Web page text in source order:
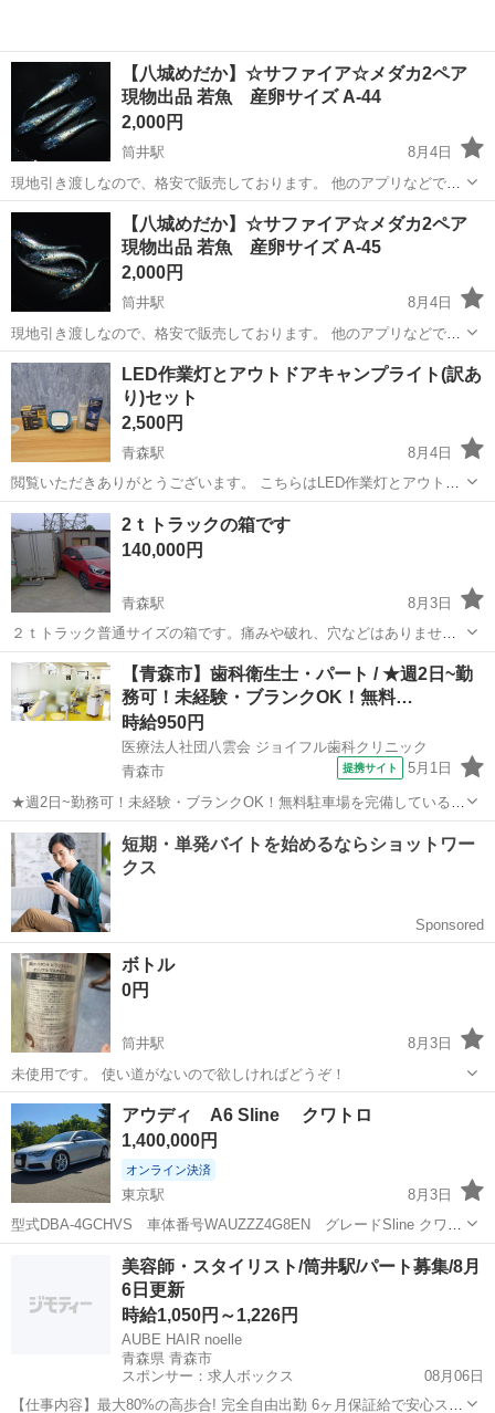
【八城めだか】☆サファイア☆メダカ2ペア
現物出品 若魚 産卵サイズ A-44
2,000円
筒井駅
8月4日
現地引き渡しなので、格安で販売しております。 他のアプリなどでも
出品している為 売れてしまった場合は、投稿を消去するので お早めに
ご連絡ください。 PSB、ゾウリムシ、生体、稚魚、卵なども販売して
おります。 ネットに載せ...
青森 青森市 筒井駅 その他 サファイア
【八城めだか】☆サファイア☆メダカ2ペア
現物出品 若魚 産卵サイズ A-45
2,000円
筒井駅
8月4日
現地引き渡しなので、格安で販売しております。 他のアプリなどでも
出品している為 売れてしまった場合は、投稿を消去するので お早めに
ご連絡ください。 PSB、ゾウリムシ、生体、稚魚、卵なども販売して
おります。 ネットに載せ...
青森 青森市 筒井駅 その他 サファイア
LED作業灯とアウトドアキャンプライト(訳あ
り)セット
2,500円
青森駅
8月4日
閲覧いただきありがとうございます。 こちらはLED作業灯とアウトド
アキャンプライト(訳あり)セットになります。 画像2～4枚目のLED作
業灯は半年～1年程使用しました。 主にロフトベッドの下を照らして
ました。 説明書...
青森 青森市 青森駅 その他
2ｔトラックの箱です
140,000円
青森駅
8月3日
２ｔトラック普通サイズの箱です。痛みや破れ、穴などはありませ
ん。水漏れもしません。 引き取りに来られる方でお願いします。重量
は５００ｋｇ程度で２トンユニックでも余裕で吊れますがご覧の通り
挟まれているので縦吊りできる方で。
青森 青森市 青森駅 その他 トラック
【青森市】歯科衛生士・パート / ★週2日~勤
務可！未経験・ブランクOK！無料…
時給950円
医療法人社団八雲会 ジョイフル歯科クリニック
青森市
提携サイト 5月1日
★週2日~勤務可！未経験・ブランクOK！無料駐車場を完備しているの
で、毎日快適に通勤できます★ 時給： 950円~1,300円 アクセス：北海
道新幹線 新青森 車で6分;奥羽本線[新庄~青森] 新青森 車で6分 オス
ス...
青森 青森市 歯科衛生士
ボトル
0円
筒井駅
8月3日
未使用です。 使い道がないので欲しければどうぞ！
青森 青森市 筒井駅 使い道
アウディ A6 Sline クワトロ
1,400,000円
オンライン決済
東京駅
8月3日
型式DBA-4GCHVS 車体番号WAUZZZ4G8EN グレードSline クワト
ロ 走行距離64,000キロ 車検令和9年6月16日まで。 スタッドレスタ
東京駅 その他
美容師・スタイリスト/筒井駅/パート募集/8月
6日更新
時給1,050円～1,226円
AUBE HAIR noelle
青森県 青森市
スポンサー：求人ボックス
08月06日
【仕事内容】最大80%の高歩合! 完全自由出勤 6ヶ月保証給で安心スタ